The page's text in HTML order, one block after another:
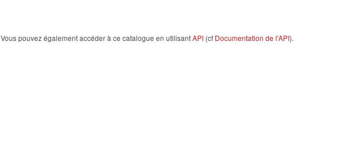
Vous pouvez également accéder à ce catalogue en utilisantAPI (cf Documentation de l'API).